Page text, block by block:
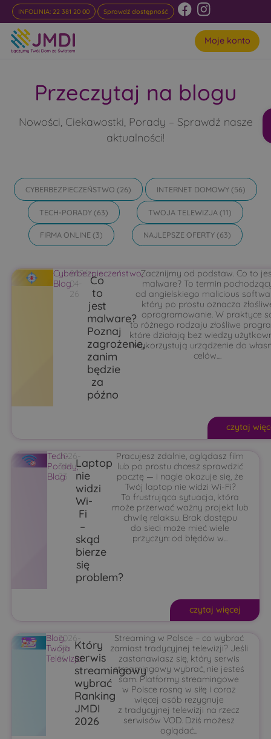
INFOLINIA: 22 381 20 00 Sprawdź dostępność
Moje konto
Przeczytaj na blogu
Nowości, Ciekawostki, Porady – Sprawdź nasze
aktualności!
CYBERBEZPIECZEŃSTWO (26) INTERNET DOMOWY(56)
TECH-PORADY(63) TWOJA TELEWIZJA (11)
FIRMA ONLINE(3) NAJLEPSZE OFERTY(63)
Cyberbezpieczeństwo,
Blog
2026-
04-
26
Co
to
jest
malware?
Poznaj
zagrożenie,
zanim
będzie
za
późno
Zacznijmy od podstaw. Co to
malware? To termin
od angielskiego malicious
który po prostu oznacza
oprogramowanie. W praktyce
to różnego rodzaju złośliwe
które działają bez wiedzy
i wykorzystują urządzenie do
celów....
czytaj
Tech-
Porady,
Blog
2026-
04-
23
Laptop
nie
widzi
Wi-
Fi
–
skąd
bierze
się
problem?
Pracujesz zdalnie, oglądasz film
lub po prostu chcesz sprawdzić
pocztę — i nagle okazuje się, że
Twój laptop nie widzi Wi-Fi?
To frustrująca sytuacja, która
może przerwać ważny projekt lub
chwilę relaksu. Brak dostępu
do sieci może mieć wiele
przyczyn: od błędów w...
czytaj więcej
Blog,
Twoja
Telewizja
2026-
04-
16
Który
serwis
streamingowy
wybrać
Ranking
JMDI
2026
Streaming w Polsce – co wybrać
zamiast tradycyjnej telewizji? Jeśli
zastanawiasz się, który serwis
streamingowy wybrać, nie jesteś
sam. Platformy streamingowe
w Polsce rosną w siłę i coraz
więcej osób rezygnuje
z tradycyjnej telewizji na rzecz
serwisów VOD. Dziś możesz
oglądać...